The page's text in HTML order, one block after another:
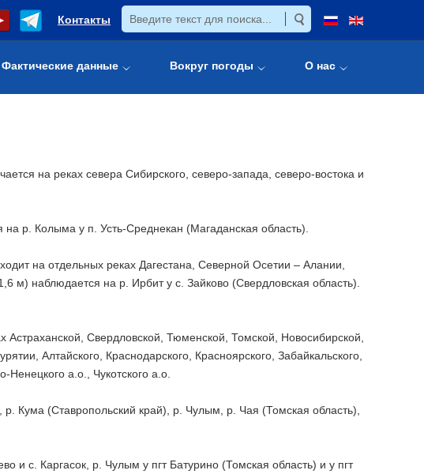
Контакты
Фактические данные Вокруг погоды О нас
на реках севера Сибирского, северо-запада, северо-востока и
р. Колыма у п. Усть-Среднекан (Магаданская область).
на отдельных реках Дагестана, Северной Осетии – Алании,
м) наблюдается на р. Ирбит у с. Зайково (Свердловская область).
Свердловской, Тюменской, Томской, Новосибирской,
Алтайского, Краснодарского, Красноярского, Забайкальского,
а.о., Чукотского а.о.
Кума (Ставропольский край), р. Чулым, р. Чая (Томская область),
и с. Каргасок, р. Чулым у пгт Батурино (Томская область) и у пгт